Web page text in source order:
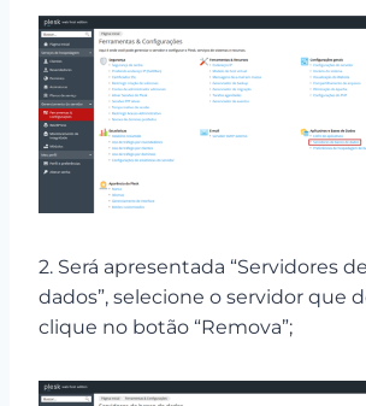
2. Será apresentada “Servidores
dados”, selecione o servidor que
clique no botão “Remova”;